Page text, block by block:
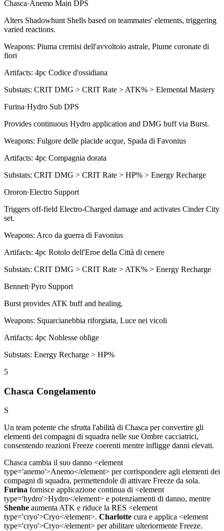
Chasca·Anemo Main DPS
Alters Shadowhunt Shells based on teammates' elements, triggering
varied reactions.
Weapons: Piuma cremisi dell'avvoltoio astrale, Piume coronate di
fiori
Artifacts: 4pc Codice d'ossidiana
Substats: CRIT DMG > CRIT Rate > ATK% > Elemental Mastery
Furina·Hydro Sub DPS
Provides continuous Hydro application and DMG buff via Burst.
Weapons: Fulgore delle placide acque, Spada di Favonius
Artifacts: 4pc Compagnia dorata
Substats: CRIT DMG > CRIT Rate > HP% > Energy Recharge
Ororon·Electro Support
Triggers off-field Electro-Charged damage and activates Cinder City
set.
Weapons: Arco da guerra di Favonius
Artifacts: 4pc Rotolo dell'Eroe della Città di cenere
Substats: CRIT DMG > CRIT Rate > ATK% > Energy Recharge
Bennett·Pyro Support
Burst provides ATK buff and healing.
Weapons: Squarcianebbia riforgiata, Luce nei vicoli
Artifacts: 4pc Noblesse oblige
Substats: Energy Recharge > HP%
5
Chasca Congelamento
S
Un team potente che sfrutta l'abilità di Chasca per convertire gli
elementi dei compagni di squadra nelle sue Ombre cacciatrici,
consentendo reazioni Freeze coerenti mentre infligge danni elevati.
Chasca cambia il suo danno <element
type='anemo'>Anemo</element> per corrispondere agli elementi dei
compagni di squadra, permettendole di attivare Freeze da sola.
Furina fornisce applicazione continua di <element
type='hydro'>Hydro</element> e potenziamenti di danno, mentre
Shenhe aumentaATK e riduce la RES <element
type='cryo'>Cryo</element>. Charlotte cura e applica <element
type='cryo'>Cryo</element> per abilitare ulteriormente Freeze.